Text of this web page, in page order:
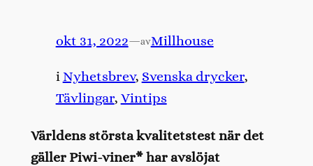
okt 31, 2022—avMillhouse
i Nyhetsbrev, Svenska drycker
Tävlingar, Vintips
Världens största kvalitetstest när det
gäller Piwi-viner* har avslöjat